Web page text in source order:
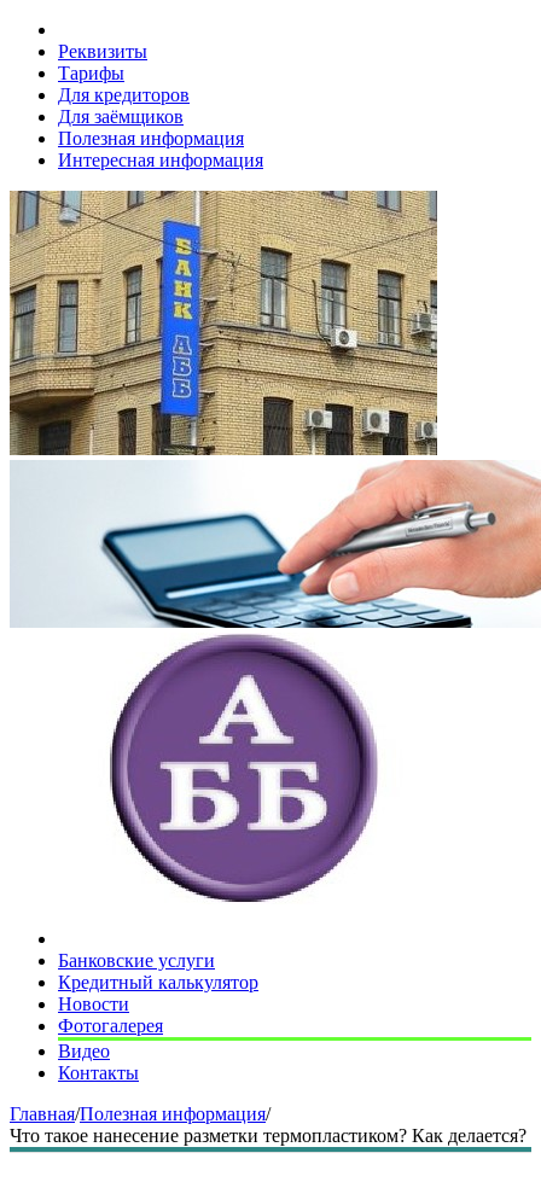
Реквизиты
Тарифы
Для кредиторов
Для заёмщиков
Полезная информация
Интересная информация
Банковские услуги
Кредитный калькулятор
Новости
Фотогалерея
Видео
Контакты
Главная/Полезная информация/
Что такое нанесение разметки термопластиком? Как делается?